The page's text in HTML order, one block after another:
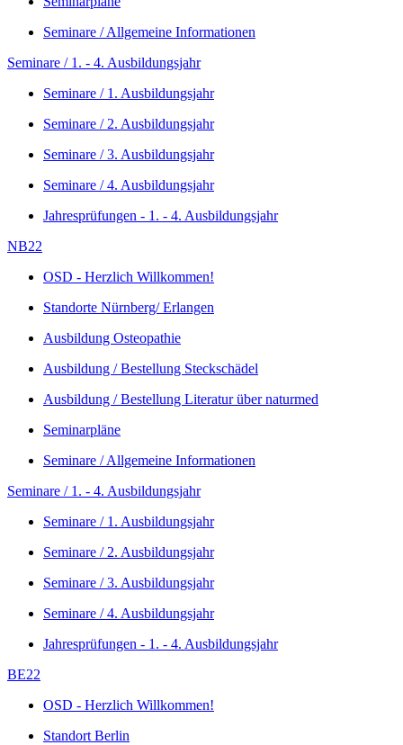
Seminare / Allgemeine Informationen
Seminare / 1. - 4. Ausbildungsjahr
Seminare / 1. Ausbildungsjahr
Seminare / 2. Ausbildungsjahr
Seminare / 3. Ausbildungsjahr
Seminare / 4. Ausbildungsjahr
Jahresprüfungen - 1. - 4. Ausbildungsjahr
NB22
OSD - Herzlich Willkommen!
Standorte Nürnberg/ Erlangen
Ausbildung Osteopathie
Ausbildung / Bestellung Steckschädel
Ausbildung / Bestellung Literatur über naturmed
Seminarpläne
Seminare / Allgemeine Informationen
Seminare / 1. - 4. Ausbildungsjahr
Seminare / 1. Ausbildungsjahr
Seminare / 2. Ausbildungsjahr
Seminare / 3. Ausbildungsjahr
Seminare / 4. Ausbildungsjahr
Jahresprüfungen - 1. - 4. Ausbildungsjahr
BE22
OSD - Herzlich Willkommen!
Standort Berlin